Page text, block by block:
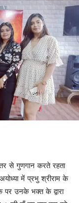
से गुणगान करते रहता
में प्रभु श्रीराम के
पर उनके भक्त के द्वारा